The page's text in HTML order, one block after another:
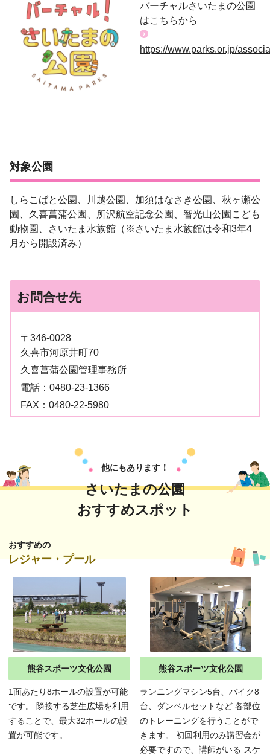
バーチャルさいたまの公園
はこちらから
https://www.parks.or.jp/
対象公園
しらこばと公園、川越公園、加須はなさき公園、秋ヶ瀬公
園、久喜菖蒲公園、所沢航空記念公園、智光山公園こども
動物園、さいたま水族館（※さいたま水族館は令和3年4
月から開設済み）
お問合せ先
〒346-0028
久喜市河原井町70
久喜菖蒲公園管理事務所
電話： 0480-23-1366
FAX： 0480-22-5980
他にもあります！
さいたまの公園
おすすめスポット
おすすめの
レジャー・プール
熊谷スポーツ文化公園
1面あたり8ホールの設置が可能
です。 隣接する芝生広場を利用
することで、最大32ホールの設
置が可能です。
熊谷スポーツ文化公園
ランニングマシン5台、バイク8
台、ダンベルセットなど 各部位
のトレーニングを行うことがで
きます。 初回利用のみ講習会が
必要ですので、講師がいる スケ